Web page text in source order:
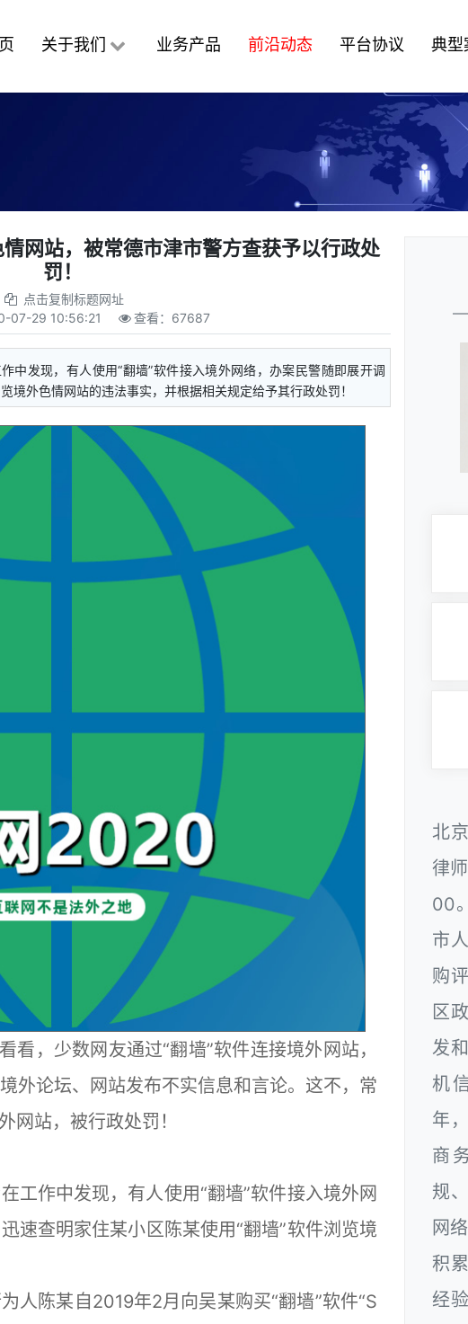
关于我们 业务产品 前沿动态 平台协议 典型
网站，被常德市津市警方查获予以行政处
罚！
点击复制标题网址
07-29 10:56:21 查看： 67687
中发现，有人使用“翻墙”软件接入境外网络，办案民警随即展开调
境外色情网站的违法事实，并根据相关规定给予其行政处罚！
，少数网友通过“翻墙”软件连接境外网站，
外论坛、网站发布不实信息和言论。这不，常
网站，被行政处罚！
作中发现，有人使用“翻墙”软件接入境外网
速查明家住某小区陈某使用“翻墙”软件浏览境
陈某自2019年2月向吴某购买“翻墙”软件“S
北
律
00
市
购
区
发
机
年
商
规
网
积
经